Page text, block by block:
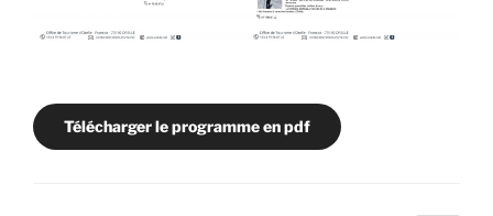
Télécharger le programme en pdf